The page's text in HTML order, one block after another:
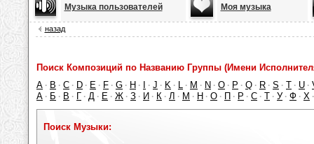
Музыка пользователей Моя музыка
назад
Поиск Композиций по Названию Группы (Имени
A · B · C · D · E · F · G · H · · J · K · L · M · N · O · P · Q · R · S · T · U ·
А · Б · В · Г · Д · Е · Ж · З · И · К · Л · М · Н · О · П · Р · С · Т · У · Ф · Х
Поиск Музыки: